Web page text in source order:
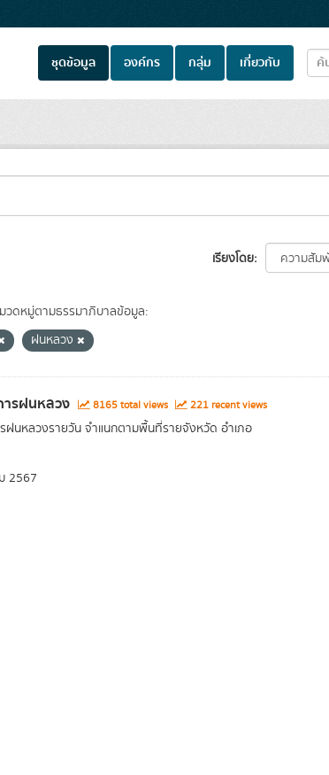
ชุดข้อมูล องค์กร กลุ่ม เกี่ยวกับ
เรียงโดย
วดหมู่ตามธรรมาภิบาลข้อมูล:
ฝนหลวง
รฝนหลวง 8165 total views 221 recent views
นหลวงรายวัน จำแนกตามพื้นที่รายจังหวัด อำเภอ
2567